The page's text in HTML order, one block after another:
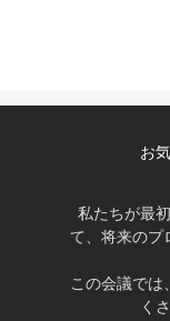
お
私たちが最
て、将来のプ
この会議では
く